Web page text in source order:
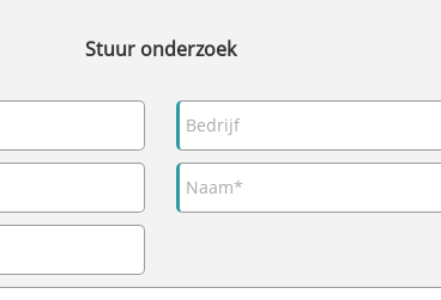
Stuur onderzoek